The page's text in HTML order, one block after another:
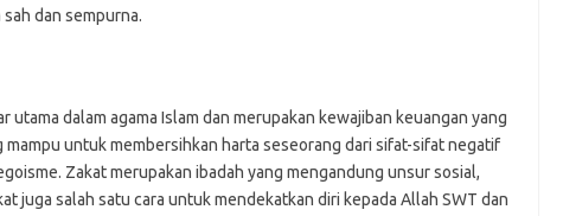
dan sempurna.
utama dalam agama Islam dan merupakan kewajiban keuangan yang
mampu untuk membersihkan harta seseorang dari sifat-sifat negatif
Zakat merupakan ibadah yang mengandung unsur sosial,
juga salah satu cara untuk mendekatkan diri kepada Allah SWT dan